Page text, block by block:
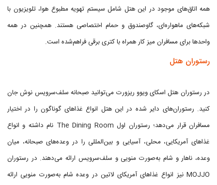
همه اتاق‌های موجود در این هتل شامل سیستم تهویه مطبوع هوا، تلویزیون با
شبکه‌های ماهواره‌ای، گاوصندوق و حمام اختصاصی هستند. همچنین در همه
واحدها برای مسافران میز کار همراه با کتری برقی فراهم‌شده است.
رستوران هتل
در رستوران هتل اسکای ویوو ریزورت می‌توانید صبحانه سلف‌سرویس نوش جان
کنید. رستوران‌های دایر شده در این هتل انواع غذاهای گوناگون را در اختیار
مسافران قرار می‌دهد؛ رستوران اول The Dining Room نام داشته و انواع
غذاهای آمریکایی، محلی، آسیایی و بین‌المللی را در وعده‌های صبحانه، میان
وعده، ناهار و شام به‌صورت منویی و سلف‌سرویس ارائه می‌دهند. در رستوران
MOJJO نیز انواع غذاهای آمریکای لاتین در وعده شام به‌صورت منویی ارائه